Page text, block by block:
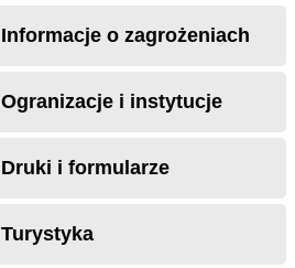
Informacje o zagrożeniach
Ogranizacje i instytucje
Druki i formularze
Turystyka